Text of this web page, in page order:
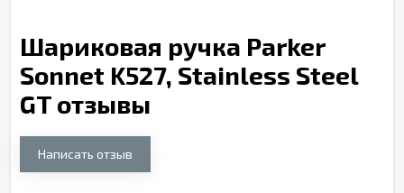
Шариковая ручка Parker
Sonnet K527, Stainless Steel
GT отзывы
Написать отзыв